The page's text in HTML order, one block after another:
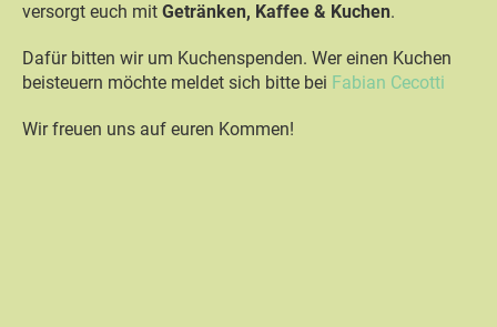
versorgt euch mit Getränken, Kaffee & Kuchen.
Dafür bitten wir um Kuchenspenden. Wer einen Kuchen
beisteuern möchte meldet sich bitte bei Fabian Cecotti
Wir freuen uns auf euren Kommen!